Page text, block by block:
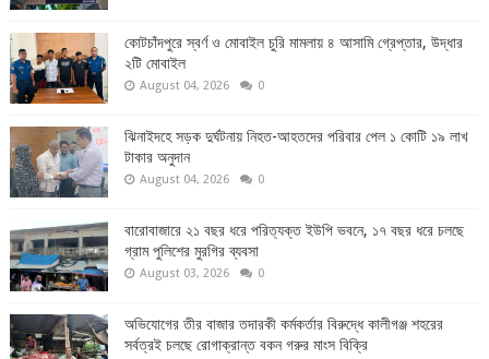
কোটচাঁদপুরে স্বর্ণ ও মোবাইল চুরি মামলায় ৪ আসামি গ্রেপ্তার, উদ্ধার
২টি মোবাইল
August 04, 2026 0
ঝিনাইদহে সড়ক দুর্ঘটনায় নিহত-আহতদের পরিবার পেল ১ কোটি ১৯ লাখ
টাকার অনুদান
August 04, 2026 0
বারোবাজারে ২১ বছর ধরে পরিত্যক্ত ইউপি ভবনে, ১৭ বছর ধরে চলছে
গ্রাম পুলিশের মুরগির ব্যবসা
August 03, 2026 0
অভিযোগের তীর বাজার তদারকী কর্মকর্তার বিরুদ্ধে কালীগঞ্জ শহরের
সর্বত্রই চলছে রোগাক্রান্ত বকন গরুর মাংস বিক্রি